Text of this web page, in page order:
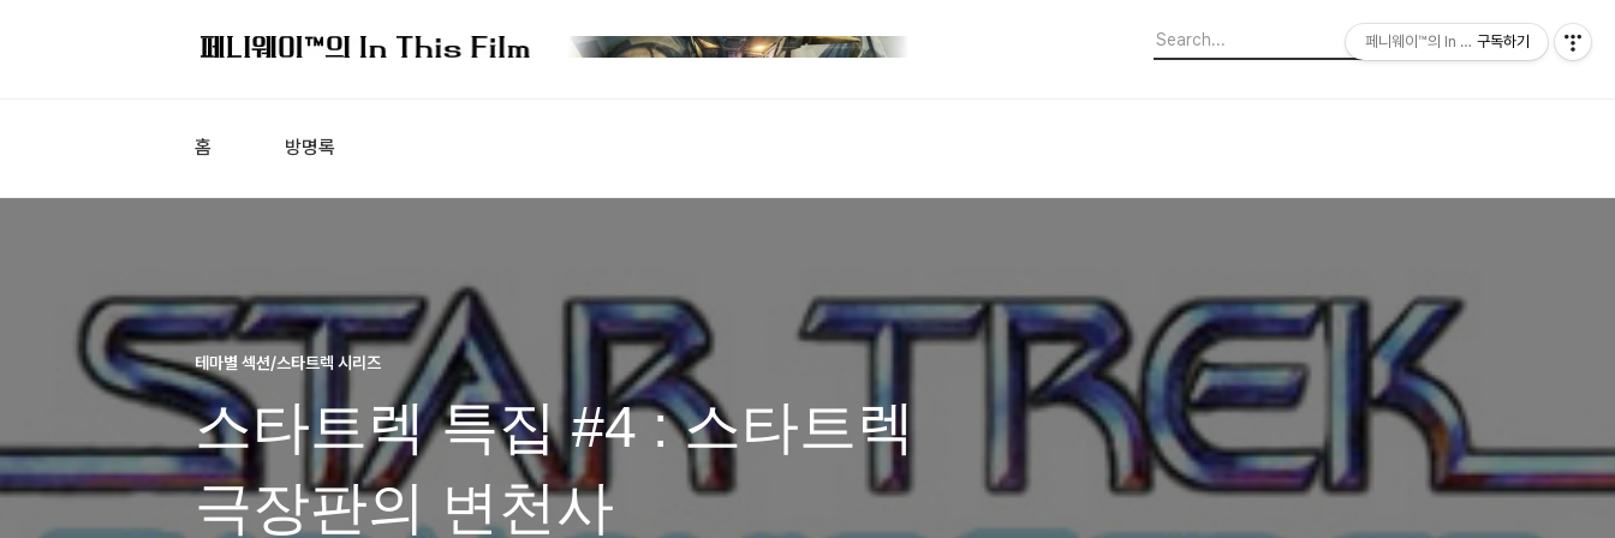
홈 방명록
테마별 섹션/스타트렉 시리즈
스타트렉 특집 #4 : 스타트렉
극장판의 변천사
페니웨이™의 In This Film
구독하기